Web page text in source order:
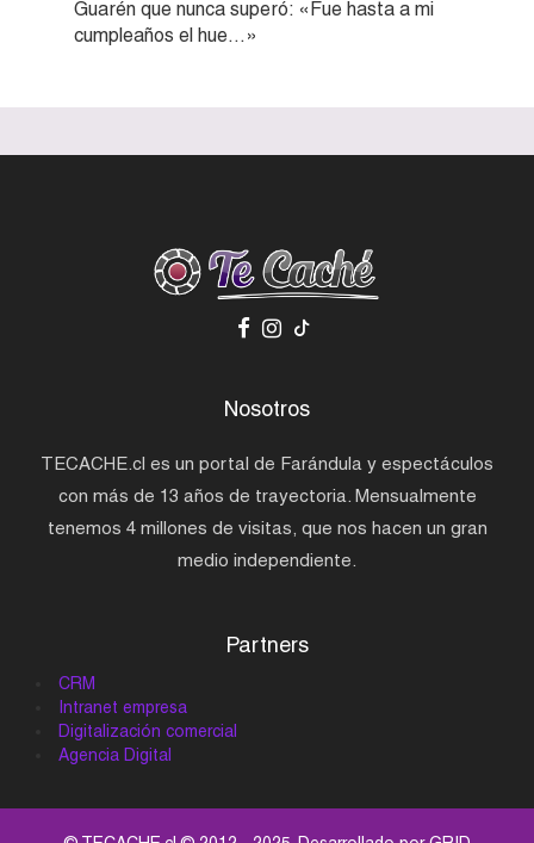
Guarén que nunca superó: «Fue hasta a mi
cumpleaños el hue…»
Nosotros
TECACHE.cl es un portal de Farándula y espectáculos
con más de 13 años de trayectoria. Mensualmente
tenemos 4 millones de visitas, que nos hacen un gran
medio independiente.
Partners
CRM
Intranet empresa
Digitalización comercial
Agencia Digital